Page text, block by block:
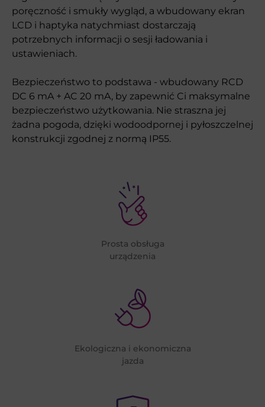
poręczność i smukły wygląd, a wbudowany ekran
LCD i haptyka natychmiast dostarczają
potrzebnych informacji o sesji ładowania i
ustawieniach.
Bezpieczeństwo to podstawa - wbudowany RCD
DC 6 mA + AC 20 mA, by zapewnić Ci maksymalne
bezpieczeństwo użytkowania. Nie straszna jej
żadna pogoda, dzięki wodoodpornej i pyłoszczelnej
konstrukcji zgodnej z normą IP55.
Prosta obsługa
urządzenia
Ekologiczna i ekonomiczna
jazda